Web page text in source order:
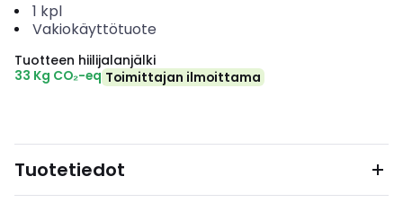
1 kpl
Vakiokäyttötuote
Tuotteen hiilijalanjälki
33 Kg CO₂-eq Toimittajan ilmoittama
Tuotetiedot